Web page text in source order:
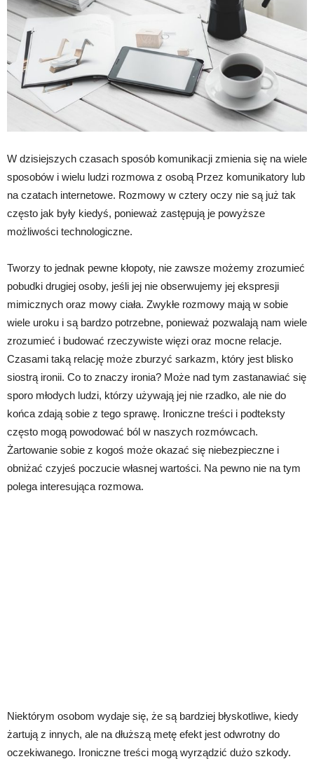
W dzisiejszych czasach sposób komunikacji zmienia się na wiele
sposobów i wielu ludzi rozmowa z osobą Przez komunikatory lub
na czatach internetowe. Rozmowy w cztery oczy nie są już tak
często jak były kiedyś, ponieważ zastępują je powyższe
możliwości technologiczne.
Tworzy to jednak pewne kłopoty, nie zawsze możemy zrozumieć
pobudki drugiej osoby, jeśli jej nie obserwujemy jej ekspresji
mimicznych oraz mowy ciała. Zwykłe rozmowy mają w sobie
wiele uroku i są bardzo potrzebne, ponieważ pozwalają nam wiele
zrozumieć i budować rzeczywiste więzi oraz mocne relacje.
Czasami taką relację może zburzyć sarkazm, który jest blisko
siostrą ironii. Co to znaczy ironia? Może nad tym zastanawiać się
sporo młodych ludzi, którzy używają jej nie rzadko, ale nie do
końca zdają sobie z tego sprawę. Ironiczne treści i podteksty
często mogą powodować ból w naszych rozmówcach.
Żartowanie sobie z kogoś może okazać się niebezpieczne i
obniżać czyjeś poczucie własnej wartości. Na pewno nie na tym
polega interesująca rozmowa.
Niektórym osobom wydaje się, że są bardziej błyskotliwe, kiedy
żartują z innych, ale na dłuższą metę efekt jest odwrotny do
oczekiwanego. Ironiczne treści mogą wyrządzić dużo szkody.